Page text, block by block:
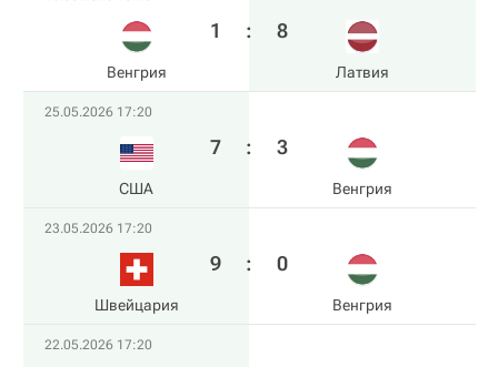
Венгрия
1 : 8
Латвия
25.05.2026 17:20
США
7 : 3
Венгрия
23.05.2026 17:20
Швейцария
9 : 0
Венгрия
22.05.2026 17:20